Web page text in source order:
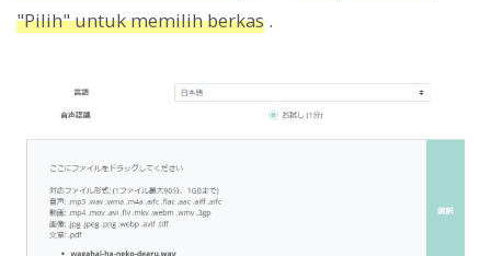
"Pilih" untuk memilih berkas .